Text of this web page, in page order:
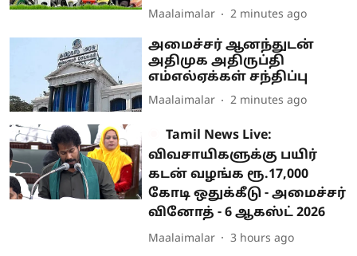
Maalaimalar 2 minutes ago
அமைச்சர் ஆனந்துடன்
அதிமுக அதிருப்தி
எம்எல்ஏக்கள் சந்திப்பு
Maalaimalar 2 minutes ago
Tamil News Live:
விவசாயிகளுக்கு பயிர்
கடன் வழங்க ரூ.17,000
கோடி ஒதுக்கீடு - அமைச்சர்
வினோத் - 6 ஆகஸ்ட் 2026
Maalaimalar 3 hours ago